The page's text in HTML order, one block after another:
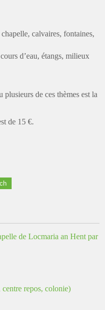
calvaires, fontaines,
d’eau, étangs, milieux
plusieurs de ces thèmes est la
de 15 €.
de Locmaria an Hent par
repos, colonie)